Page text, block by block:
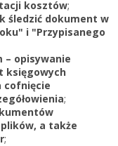
kosztów;
śledzić dokument w
i "Przypisanego
– opisywanie
księgowych
cofnięcie
;
a także
;